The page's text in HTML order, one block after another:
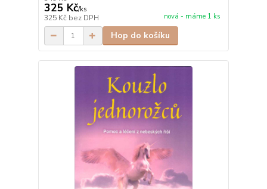
325 Kč/ks
325 Kč bez DPH nová - máme 1 ks
Hop do košíku